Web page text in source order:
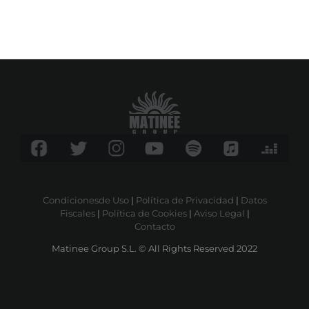
Condicionesde Uso| Política de Privacidad | Datos
Fiscales| Política de Cookies| Aviso Legal |
Contacto
Matinee Group S.L. © All Rights Reserved 2022